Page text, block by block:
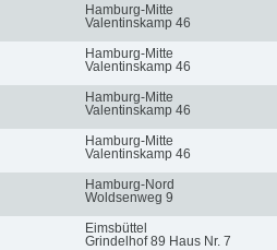
Hamburg-Mitte
Valentinskamp 46
Hamburg-Mitte
Valentinskamp 46
Hamburg-Mitte
Valentinskamp 46
Hamburg-Mitte
Valentinskamp 46
Hamburg-Nord
Woldsenweg 9
Eimsbüttel
Grindelhof 89 Haus Nr. 7